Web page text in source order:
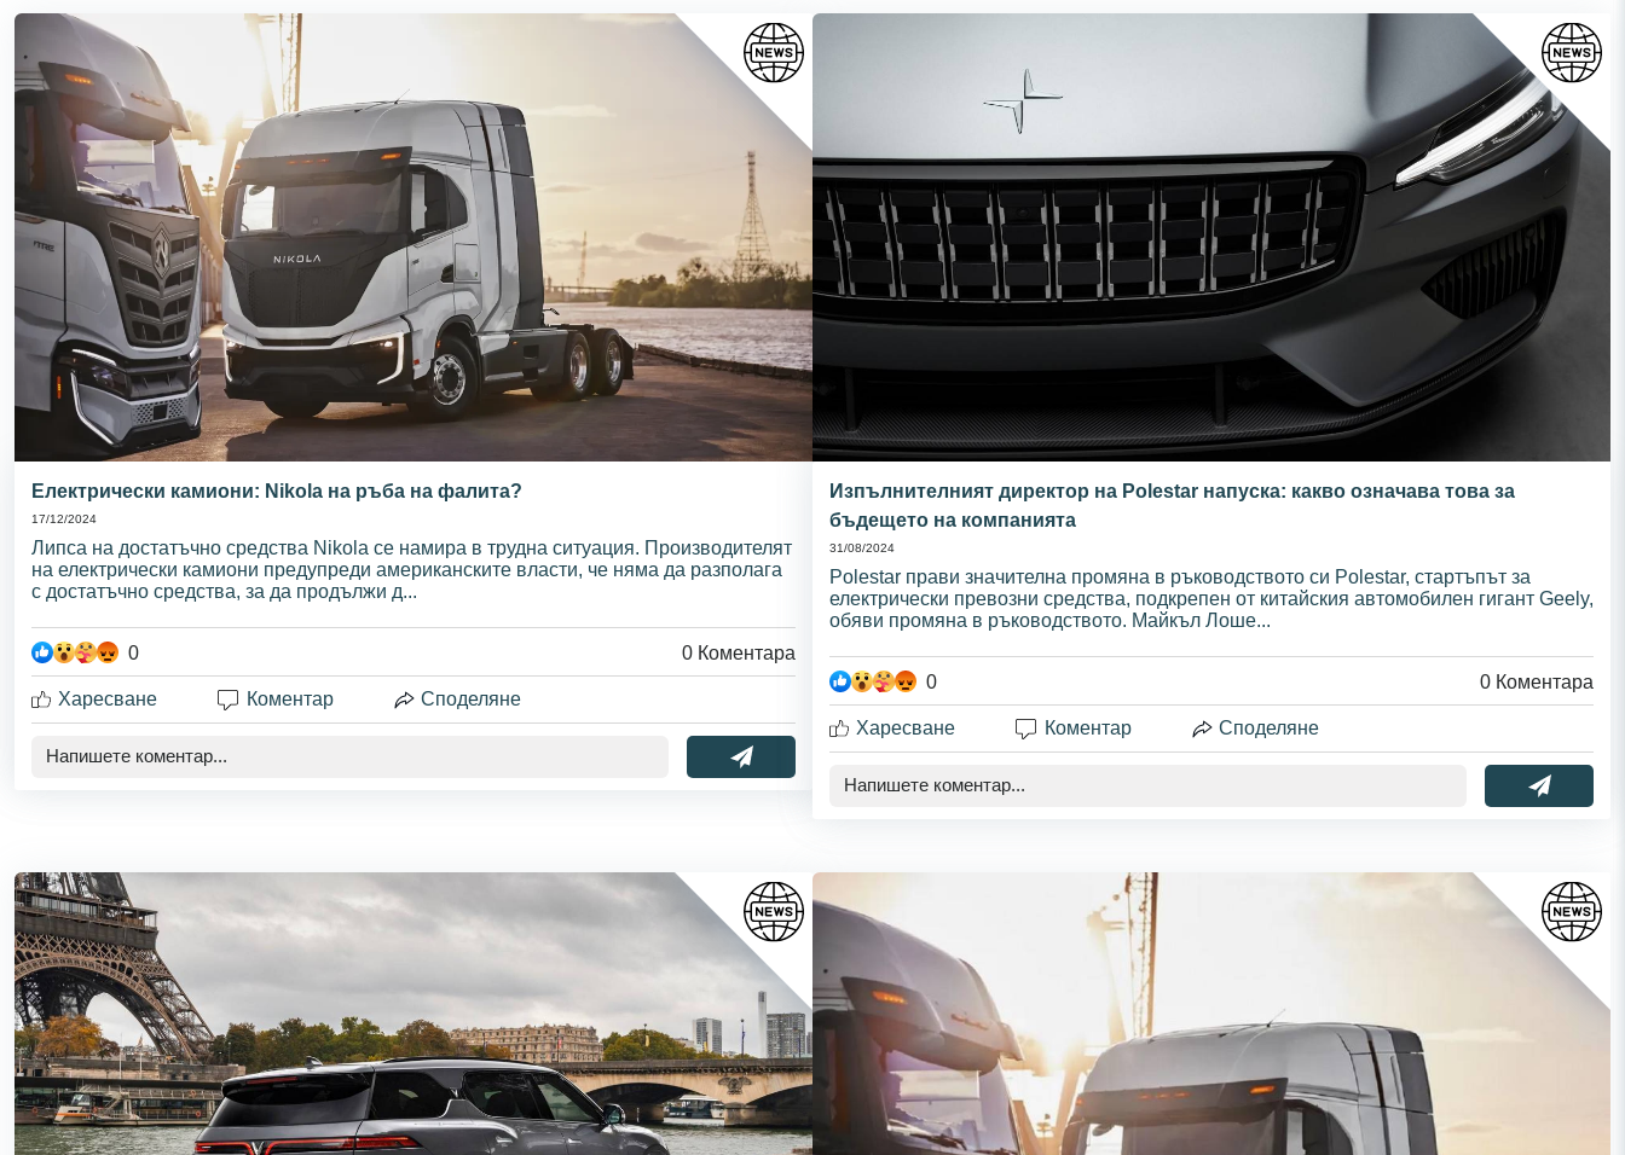
Електрически камиони: Nikola на ръба на фалита?
17/12/2024
Липса на достатъчно средства Nikola се намира в трудна ситуация. Производителят
на електрически камиони предупреди американските власти, че няма да разполага
с достатъчно средства, за да продължи д...
0 0 Коментара
Харесване Коментар Споделяне
Изпълнителният директор на Polestar напуска: какво означава това за
бъдещето на компанията
31/08/2024
Polestar прави значителна промяна в ръководството си Polestar, стартъпът за
електрически превозни средства, подкрепен от китайския автомобилен гигант Geely,
обяви промяна в ръководството. Майкъл Лоше...
0 0 Коментара
Харесване Коментар Споделяне